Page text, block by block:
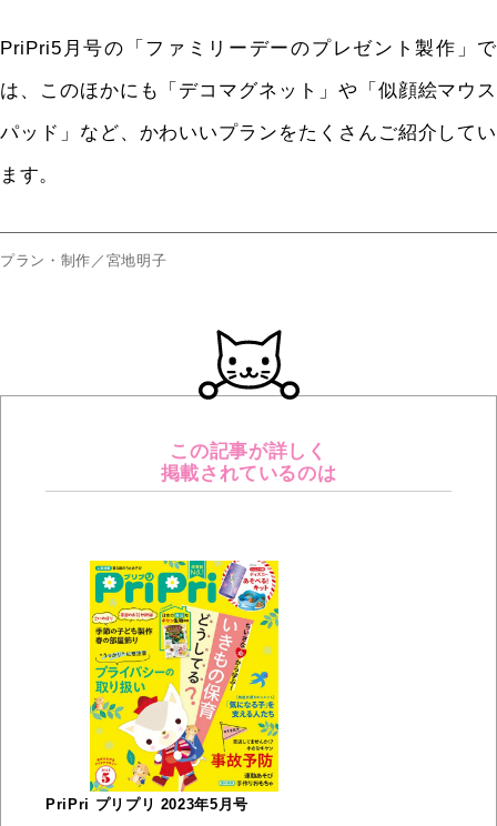
PriPri5 月号の「ファミリーデーのプレゼント製作」で
は、このほかにも「デコマグネット」や「似顔絵マウス
パッド」など、かわいいプランをたくさんご紹介してい
ます。
プラン・制作／宮地明子
この記事が詳しく
掲載されているのは
PriPri プリプリ 2023年5月号